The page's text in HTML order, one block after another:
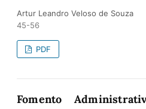
Artur Leandro Veloso de Souza
45-56
PDF
Fomento